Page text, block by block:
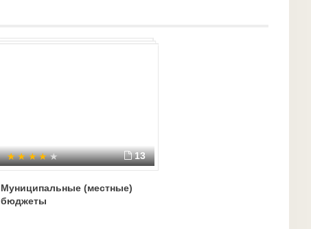
13
Муниципальные (местные)
бюджеты